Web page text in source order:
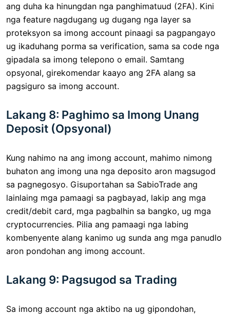
ang duha ka hinungdan nga panghimatuud (2FA). Kini
nga feature nagdugang ug dugang nga layer sa
proteksyon sa imong account pinaagi sa pagpangayo
ug ikaduhang porma sa verification, sama sa code nga
gipadala sa imong telepono o email. Samtang
opsyonal, girekomendar kaayo ang 2FA alang sa
pagsiguro sa imong account.
Lakang 8: Paghimo sa Imong Unang
Deposit (Opsyonal)
Kung nahimo na ang imong account, mahimo nimong
buhaton ang imong una nga deposito aron magsugod
sa pagnegosyo. Gisuportahan sa SabioTrade ang
lainlaing mga pamaagi sa pagbayad, lakip ang mga
credit/debit card, mga pagbalhin sa bangko, ug mga
cryptocurrencies. Pilia ang pamaagi nga labing
kombenyente alang kanimo ug sunda ang mga panudlo
aron pondohan ang imong account.
Lakang 9: Pagsugod sa Trading
Sa imong account nga aktibo na ug gipondohan,